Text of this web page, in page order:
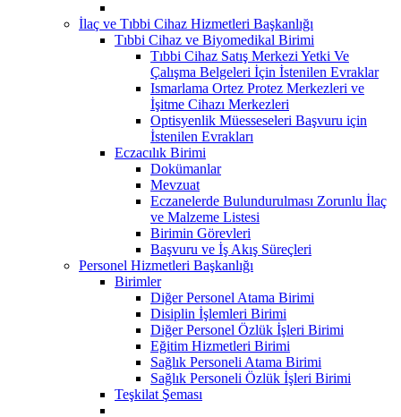
İlaç ve Tıbbi Cihaz Hizmetleri Başkanlığı
Tıbbi Cihaz ve Biyomedikal Birimi
Tıbbi Cihaz Satış Merkezi Yetki Ve
Çalışma Belgeleri İçin İstenilen Evraklar
Ismarlama Ortez Protez Merkezleri ve
İşitme Cihazı Merkezleri
Optisyenlik Müesseseleri Başvuru için
İstenilen Evrakları
Eczacılık Birimi
Dokümanlar
Mevzuat
Eczanelerde Bulundurulması Zorunlu İlaç
ve Malzeme Listesi
Birimin Görevleri
Başvuru ve İş Akış Süreçleri
Personel Hizmetleri Başkanlığı
Birimler
Diğer Personel Atama Birimi
Disiplin İşlemleri Birimi
Diğer Personel Özlük İşleri Birimi
Eğitim Hizmetleri Birimi
Sağlık Personeli Atama Birimi
Sağlık Personeli Özlük İşleri Birimi
Teşkilat Şeması